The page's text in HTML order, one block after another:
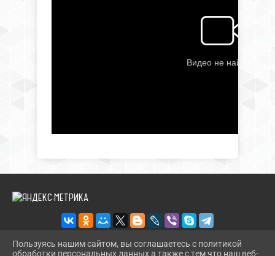
Пользуясь нашим сайтом, вы соглашаетесь с политикой
обработки персональных данных а также с тем что наш веб-